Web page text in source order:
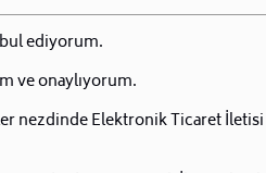
ediyorum.
ve onaylıyorum.
nezdinde Elektronik Ticaret İletisi